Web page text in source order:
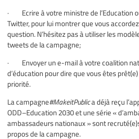
· Ecrire à votre ministre de l’Education
Twitter, pour lui montrer que vous
question. N’hésitez pas à utiliser les
tweets de la campagne;
· Envoyer un e-mail à votre coalition
d’éducation pour dire que vous êtes
priorité.
La campagne#MakeitPublica déjà reçu
ODD–Education 2030 et une série «
ambassadeurs nationaux » sont
propos de la campagne.